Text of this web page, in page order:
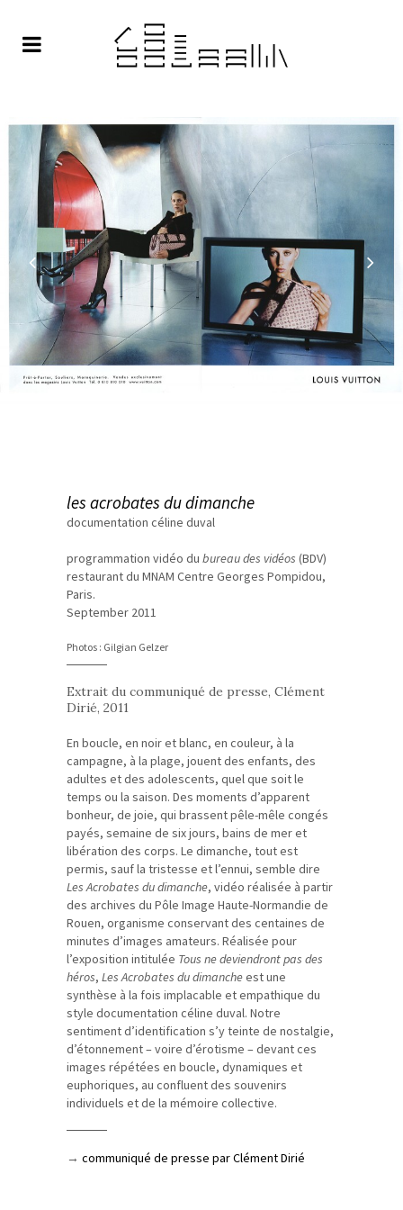
les acrobates du dimanche
documentation céline duval
programmation vidéo du bureau des vidéos (BDV)
restaurant du MNAM Centre Georges Pompidou,
Paris.
September 2011
Photos : Gilgian Gelzer
Extrait du communiqué de presse, Clément
Dirié, 2011
En boucle, en noir et blanc, en couleur, à la
campagne, à la plage, jouent des enfants, des
adultes et des adolescents, quel que soit le
temps ou la saison. Des moments d’apparent
bonheur, de joie, qui brassent pêle-mêle congés
payés, semaine de six jours, bains de mer et
libération des corps. Le dimanche, tout est
permis, sauf la tristesse et l’ennui, semble dire
Les Acrobates du dimanche, vidéo réalisée à partir
des archives du Pôle Image Haute-Normandie de
Rouen, organisme conservant des centaines de
minutes d’images amateurs. Réalisée pour
l’exposition intitulée Tous ne deviendront pas des
héros, Les Acrobates du dimancheest une
synthèse à la fois implacable et empathique du
style documentation céline duval. Notre
sentiment d’identification s’y teinte de nostalgie,
d’étonnement – voire d’érotisme – devant ces
images répétées en boucle, dynamiques et
euphoriques, au confluent des souvenirs
individuels et de la mémoire collective.
→ communiqué de presse par Clément Dirié